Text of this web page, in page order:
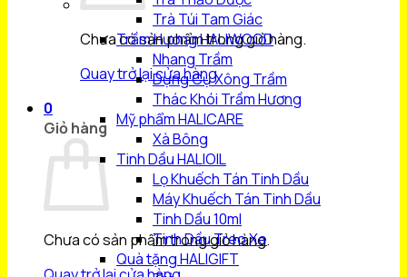
Chưa có sản phẩm trong giỏ hàng.
Quay trở lại cửa hàng
0
Giỏ hàng
Chưa có sản phẩm trong giỏ hàng.
Trà Túi Tam Giác
Trầm Hương HALIWOOD
Nhang Trầm
Dụng Cụ Xông Trầm
Thác Khói Trầm Hương
Mỹ phẩm HALICARE
Xà Bông
Tinh Dầu HALIOIL
Lọ Khuếch Tán Tinh Dầu
Máy Khuếch Tán Tinh Dầu
Tinh Dầu 10ml
Tinh Dầu Treo Xe
Quà tặng HALIGIFT